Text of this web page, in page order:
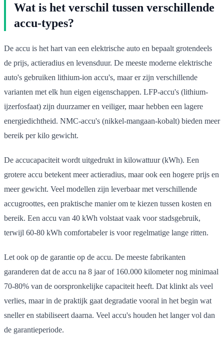
Wat is het verschil tussen verschillende
accu-types?
De accu is het hart van een elektrische auto en bepaalt grotendeels
de prijs, actieradius en levensduur. De meeste moderne elektrische
auto's gebruiken lithium-ion accu's, maar er zijn verschillende
varianten met elk hun eigen eigenschappen. LFP-accu's (lithium-
ijzerfosfaat) zijn duurzamer en veiliger, maar hebben een lagere
energiedichtheid. NMC-accu's (nikkel-mangaan-kobalt) bieden meer
bereik per kilo gewicht.
De accucapaciteit wordt uitgedrukt in kilowattuur (kWh). Een
grotere accu betekent meer actieradius, maar ook een hogere prijs en
meer gewicht. Veel modellen zijn leverbaar met verschillende
accugroottes, een praktische manier om te kiezen tussen kosten en
bereik. Een accu van 40 kWh volstaat vaak voor stadsgebruik,
terwijl 60-80 kWh comfortabeler is voor regelmatige lange ritten.
Let ook op de garantie op de accu. De meeste fabrikanten
garanderen dat de accu na 8 jaar of 160.000 kilometer nog minimaal
70-80% van de oorspronkelijke capaciteit heeft. Dat klinkt als veel
verlies, maar in de praktijk gaat degradatie vooral in het begin wat
sneller en stabiliseert daarna. Veel accu's houden het langer vol dan
de garantieperiode.